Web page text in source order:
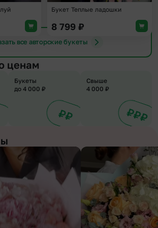
Букет Теплые ладошки
8 799 ₽
все авторские букеты
ценам
Букеты
до 4 000 ₽
Свыше
4 000 ₽